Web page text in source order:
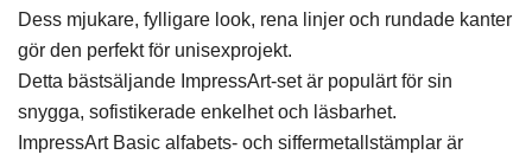
Dess mjukare, fylligare look, rena linjer och rundade kanter
gör den perfekt för unisexprojekt.
Detta bästsäljande ImpressArt-set är populärt för sin
snygga, sofistikerade enkelhet och läsbarhet.
ImpressArt Basic alfabets- och siffermetallstämplar är